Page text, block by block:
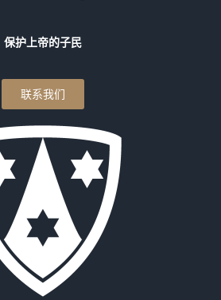
保护上帝的子民
联系我们